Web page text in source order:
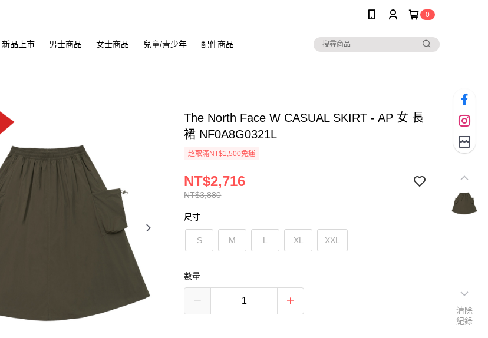
0
新品上市 男士商品 女士商品 兒童/青少年 配件商品
The North Face W CASUAL SKIRT - AP 女 長
裙 NF0A8G0321L
超取滿NT$1,500免運
NT$3,880
NT$2,716
尺寸
S M L XL XXL
數量
清除
紀錄